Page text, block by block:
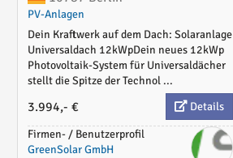
PV-Anlagen
Dein Kraftwerk auf dem Dach: Solaranlage
Universaldach 12kWpDein neues 12kWp
Photovoltaik-System für Universaldächer
stellt die Spitze der Technol ...
3.994,- €
Details
Firmen- / Benutzerprofil
GreenSolar GmbH